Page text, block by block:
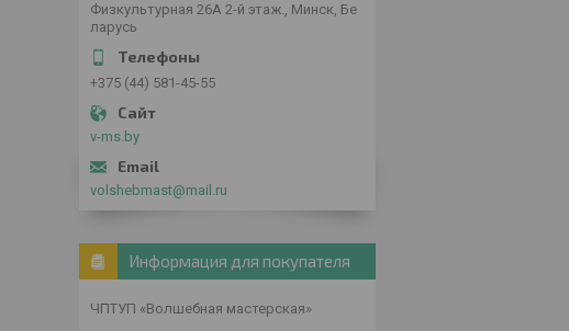
Физкультурная 26А 2-й этаж., Минск, Бе
ларусь
+375 (44) 581-45-55
v-ms.by
volshebmast@mail.ru
Информация для покупателя
ЧПТУП «Волшебная мастерская»